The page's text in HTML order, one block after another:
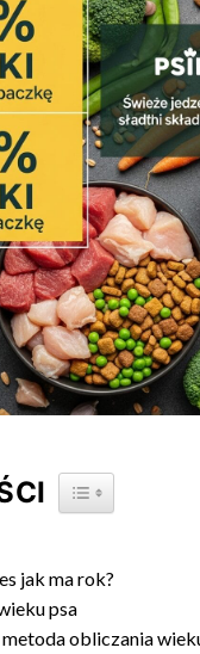
TOGGLE TABLE
jak ma rok?
psa
obliczania